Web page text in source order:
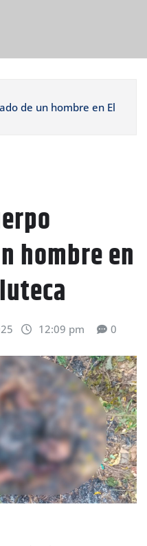
de un hombre en El
hombre en
12:09 pm 0